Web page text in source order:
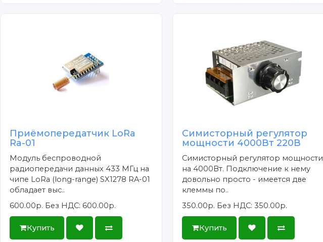
Приёмопередатчик LoRa
Ra-01
Модуль беспроводной
радиопередачи данных 433 МГц на
чипе LoRa (long-range) SX1278 RA-01
обладает выс..
600.00р. Без НДС: 600.00р.
Купить
Симисторный регулятор
мощности 4000Вт 220В
Симисторный регулятор мощности
на 4000Вт. Подключение к нему
довольно просто - имеется две
клеммы по..
350.00р. Без НДС: 350.00р.
Купить